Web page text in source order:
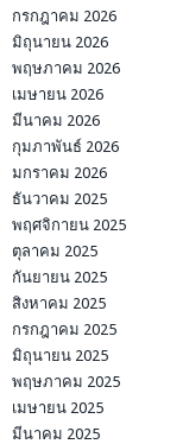
กรกฎาคม 2026
มิถุนายน 2026
พฤษภาคม 2026
เมษายน 2026
มีนาคม 2026
กุมภาพันธ์ 2026
มกราคม 2026
ธันวาคม 2025
พฤศจิกายน 2025
ตุลาคม 2025
กันยายน 2025
สิงหาคม 2025
กรกฎาคม 2025
มิถุนายน 2025
พฤษภาคม 2025
เมษายน 2025
มีนาคม 2025